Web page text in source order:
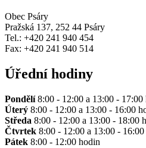
Obec Psáry
Pražská 137, 252 44 Psáry
Tel.: +420 241 940 454
Fax: +420 241 940 514
Úřední hodiny
Pondělí8:00 - 12:00 a 13:00 - 17:00
Úterý 8:00 - 12:00 a 13:00 - 16:00
Středa 8:00 - 12:00 a 13:00 - 18:00
Čtvrtek 8:00 - 12:00 a 13:00 -
Pátek 8:00 - 12:00 hodin